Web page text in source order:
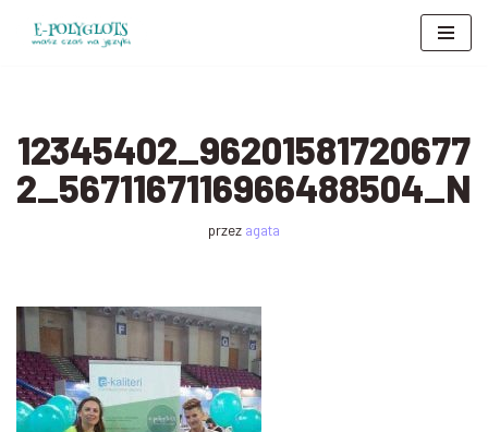
12345402_96201581720677
2_5671167116966488504_N
przez agata